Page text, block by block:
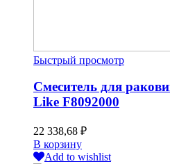
Быстрый просмотр
Смеситель для
Like F8092000
22 338,68 ₽
В корзину
Add to wishlist